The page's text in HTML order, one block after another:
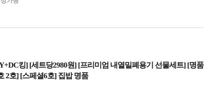
킹] [세트당2980원] [프리미엄 내열밀폐용기 선물세트] [명품
2호] [스페셜6호] 집밥 명품